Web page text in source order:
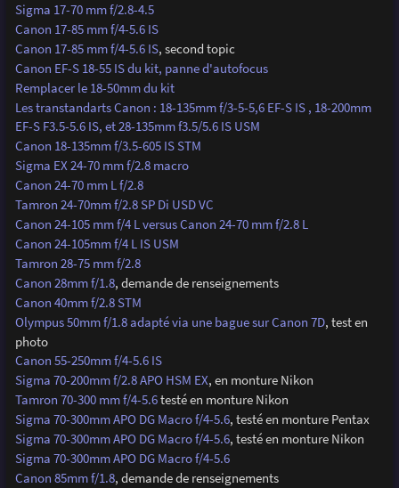
Sigma 17-70 mm f/2.8-4.5
Canon 17-85 mm f/4-5.6 IS
Canon 17-85 mm f/4-5.6 IS, second topic
Canon EF-S 18-55 IS du kit, panne d'autofocus
Remplacer le 18-50mm du kit
Les transtandarts Canon : 18-135mm f/3-5-5,6 EF-S IS , 18-200mm
EF-S F3.5-5.6 IS, et 28-135mm f3.5/5.6 IS USM
Canon 18-135mm f/3.5-605 IS STM
Sigma EX 24-70 mm f/2.8 macro
Canon 24-70 mm L f/2.8
Tamron 24-70mm f/2.8 SP Di USD VC
Canon 24-105 mm f/4 L versus Canon 24-70 mm f/2.8 L
Canon 24-105mm f/4 L IS USM
Tamron 28-75 mm f/2.8
Canon 28mm f/1.8, demande de renseignements
Canon 40mm f/2.8 STM
Olympus 50mm f/1.8 adapté via une bague sur Canon 7D, test en
photo
Canon 55-250mm f/4-5.6 IS
Sigma 70-200mm f/2.8 APO HSM EX, en monture Nikon
Tamron 70-300 mm f/4-5.6testé en monture Nikon
Sigma 70-300mm APO DG Macro f/4-5.6, testé en monture Pentax
Sigma 70-300mm APO DG Macro f/4-5.6, testé en monture Nikon
Sigma 70-300mm APO DG Macro f/4-5.6
Canon 85mm f/1.8, demande de renseignements